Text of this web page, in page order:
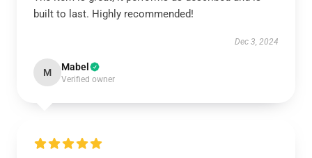
built to last. Highly recommended!
Dec 3, 2024
M Mabel
Verified owner